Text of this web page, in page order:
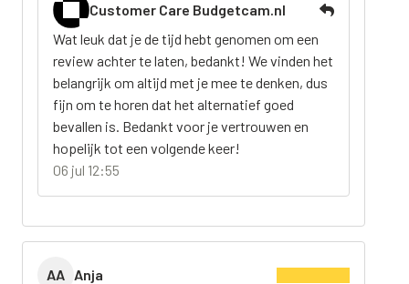
Customer Care Budgetcam.nl
Wat leuk dat je de tijd hebt genomen om een
review achter te laten, bedankt! We vinden het
belangrijk om altijd met je mee te denken, dus
fijn om te horen dat het alternatief goed
bevallen is. Bedankt voor je vertrouwen en
hopelijk tot een volgende keer!
06 jul 12:55
AA Anja